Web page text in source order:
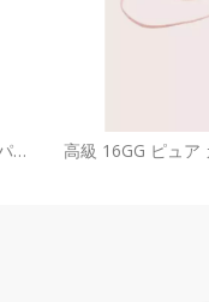
高級ピュアカシミヤニットスリッパセット |カスタムラウンジウェアOEM